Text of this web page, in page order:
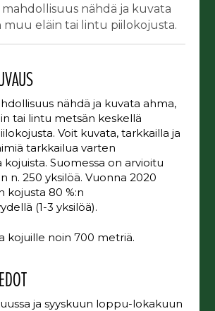
nähdä ja kuvata
muu eläin tai lintu piilokojusta.
nähdä ja kuvata ahma,
tai lintu metsän keskellä
Voit kuvata, tarkkailla ja
tarkkailua varten
Suomessa on arvioitu
n. 250 yksilöä. Vuonna 2020
kojusta 80 %:n
(1-3 yksilöä).
kojuille noin 700 metriä.
ja syyskuun loppu-lokakuun